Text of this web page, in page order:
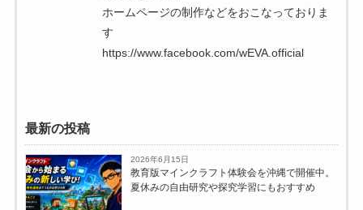
ホームページの制作などをおこなっておりま
す
https://www.facebook.com/wEVA.official
最新の投稿
2026年6月15日
教育版マインクラフト体験会を沖縄で開催中。
夏休みの自由研究や探究学習にもおすすめ